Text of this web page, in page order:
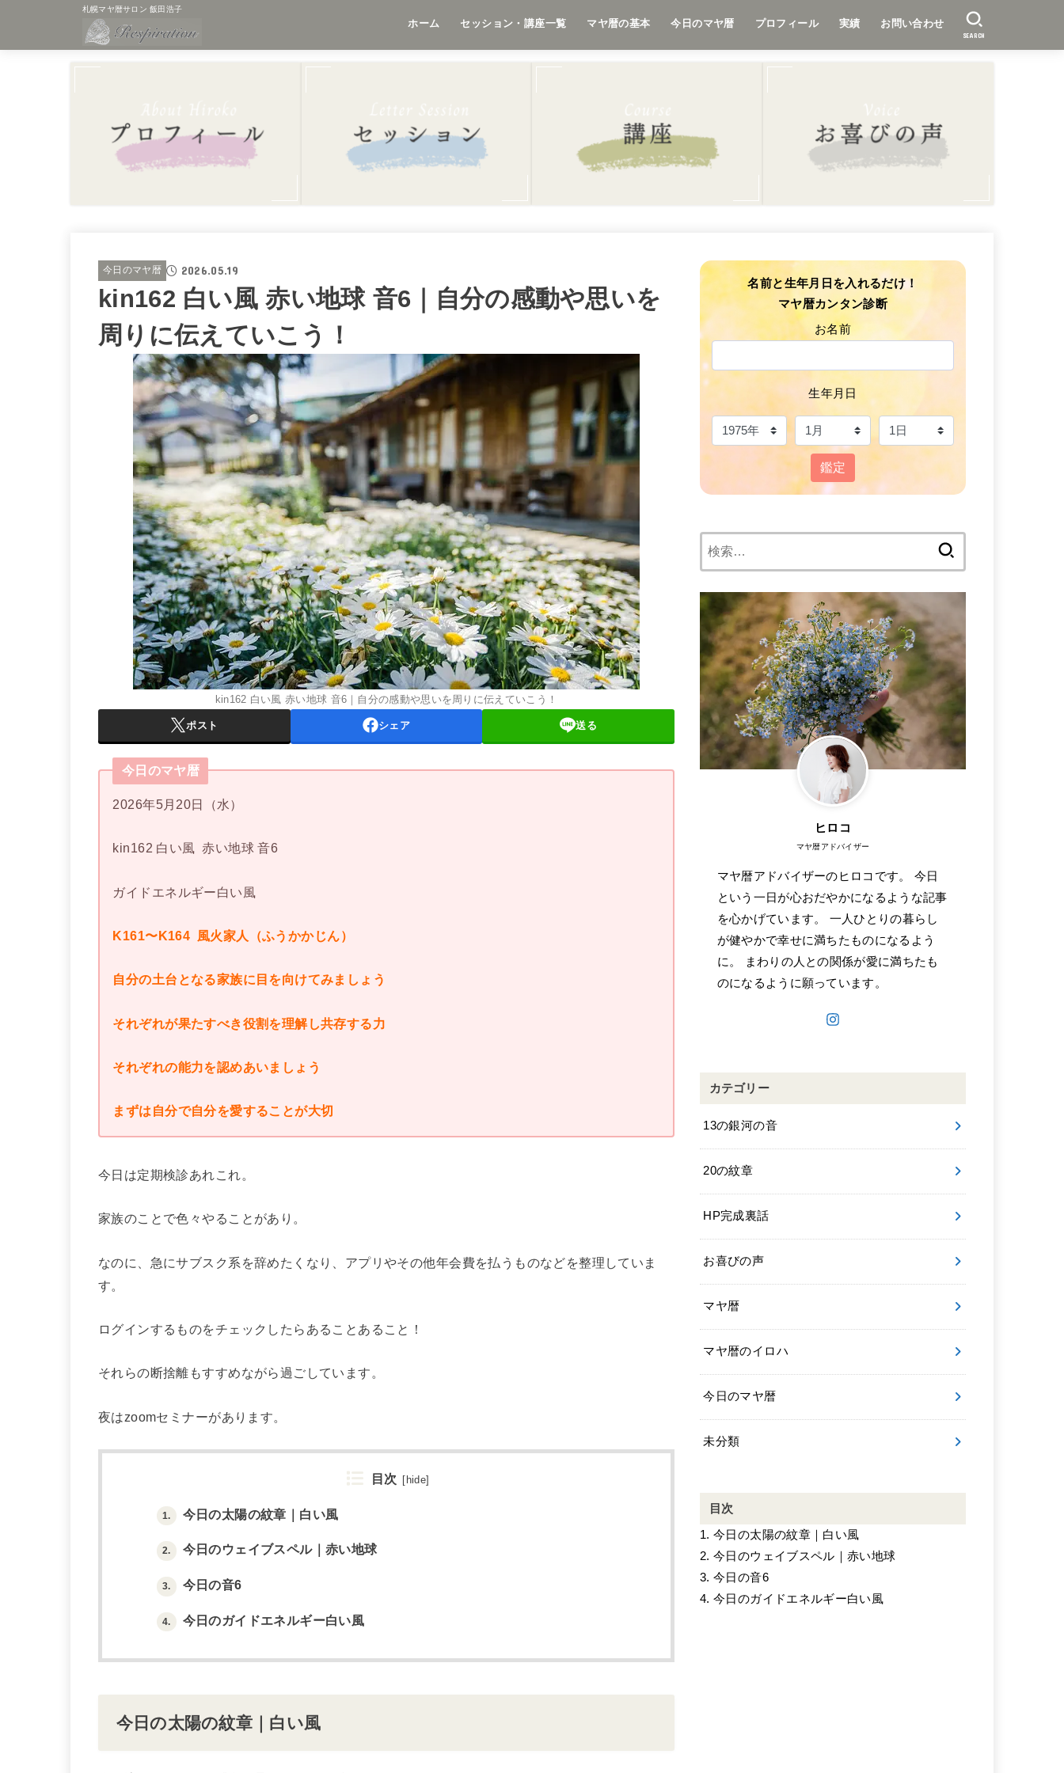
札幌マヤ暦サロン 飯田浩子
ホーム セッション・講座一覧 マヤ暦の基本 今日のマヤ暦 プロフィール 実績 お問い合わせ
SEARCH
今日のマヤ暦 2026.05.19
kin162 白い風 赤い地球 音6｜自分の感動や思いを
周りに伝えていこう！
kin162 白い風 赤い地球 音6｜自分の感動や思いを周りに伝えていこう！
ポスト シェア 送る
今日のマヤ暦
2026年5月20日（水）
kin162 白い風 赤い地球 音6
ガイドエネルギー白い風
K161〜K164 風火家人（ふうかかじん）
自分の土台となる家族に目を向けてみましょう
それぞれが果たすべき役割を理解し共存する力
それぞれの能力を認めあいましょう
まずは自分で自分を愛することが大切
今日は定期検診あれこれ。
家族のことで色々やることがあり。
なのに、急にサブスク系を辞めたくなり、アプリやその他年会費を払うものなどを整理していま
す。
ログインするものをチェックしたらあることあること！
それらの断捨離もすすめながら過ごしています。
夜はzoomセミナーがあります。
目次 hide
1. 今日の太陽の紋章｜白い風
2. 今日のウェイブスペル｜赤い地球
3. 今日の音6
4. 今日のガイドエネルギー白い風
今日の太陽の紋章｜白い風
名前と生年月日を入れるだけ！
マヤ暦カンタン診断
お名前
生年月日
鑑定
ヒロコ
マヤ暦アドバイザー
マヤ暦アドバイザーのヒロコです。 今日
という一日が心おだやかになるような記事
を心かげています。 一人ひとりの暮らし
が健やかで幸せに満ちたものになるよう
に。 まわりの人との関係が愛に満ちたも
のになるように願っています。
カテゴリー
13の銀河の音
20の紋章
HP完成裏話
お喜びの声
マヤ暦
マヤ暦のイロハ
今日のマヤ暦
未分類
目次
1. 今日の太陽の紋章｜白い風
2. 今日のウェイブスペル｜赤い地球
3. 今日の音6
4. 今日のガイドエネルギー白い風